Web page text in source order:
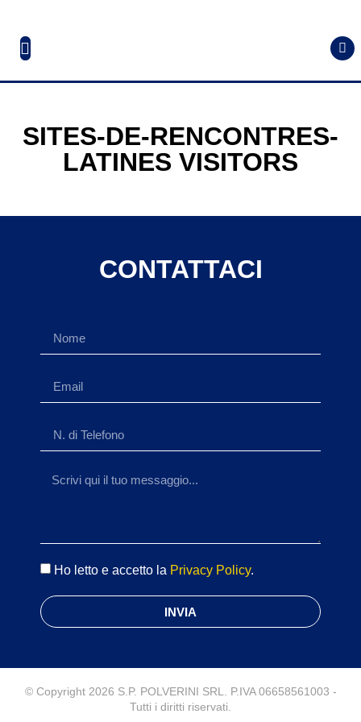
SITES-DE-RENCONTRES-
LATINES VISITORS
CONTATTACI
Ho letto e accetto la Privacy Policy.
INVIA
© Copyright 2026 S.P. POLVERINI SRL. P.IVA 06658561003 -
Tutti i diritti riservati.